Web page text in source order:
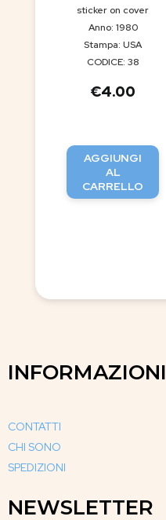
sticker on cover
Anno: 1980
Stampa: USA
CODICE: 38
€4.00
AGGIUNGI
AL
CARRELLO
INFORMAZIONI
CONTATTI
CHI SONO
SPEDIZIONI
NEWSLETTER